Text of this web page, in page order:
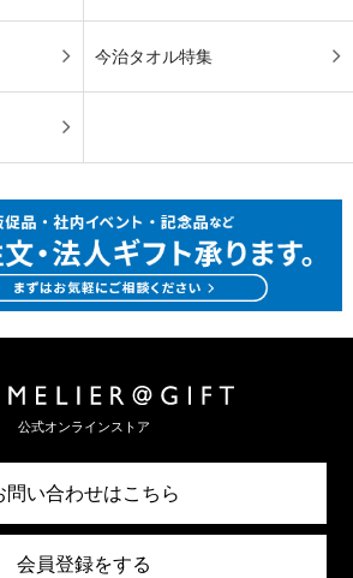
今治タオル特集
公式オンラインストア
問い合わせはこちら
会員登録をする